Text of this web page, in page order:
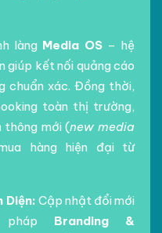
làng Media OS– hệ
giúp kết nối quảng cáo
chuẩn xác. Đồng thời,
toàn thị trường,
thông mới (new media
hàng hiện đại từ
Diện: Cập nhật đổi mới
Branding &